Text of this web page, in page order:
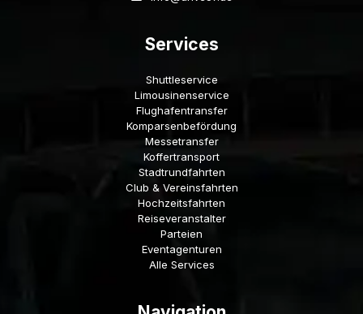
Services
Shuttleservice
Limousinenservice
Flughafentransfer
Komparsenbefördung
Messetransfer
Koffertransport
Stadtrundfahrten
Club & Vereinsfahrten
Hochzeitsfahrten
Reiseveranstalter
Parteien
Eventagenturen
Alle Services